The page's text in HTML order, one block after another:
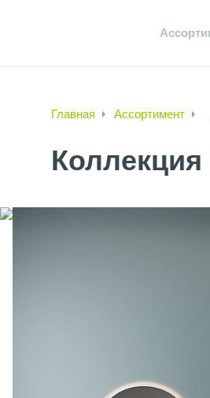
Главная Ассортимент
Коллекция